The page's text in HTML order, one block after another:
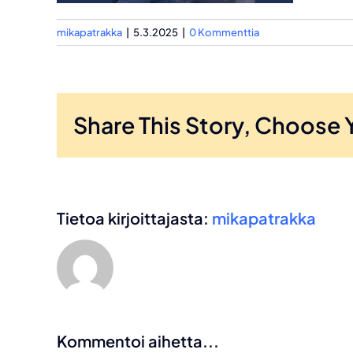
mikapatrakka 5.3.2025 0 Kommenttia
Share This Story, Choose
Tietoa kirjoittajasta: mikapatrakka
Kommentoi aihetta...